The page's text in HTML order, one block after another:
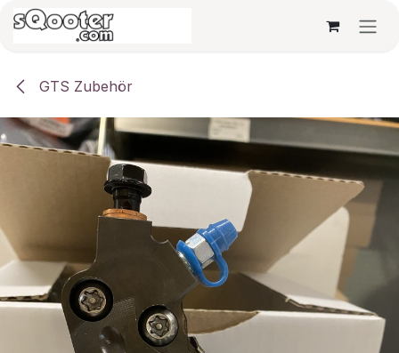
Zum Inhalt springen
GTS Zubehör